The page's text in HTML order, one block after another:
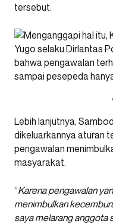
tersebut.
Lebih lanjutnya,
dikeluarkannya aturan
pengawalan
masyarakat.
“Karena pengawalan
menimbulkan
saya melarang anggota